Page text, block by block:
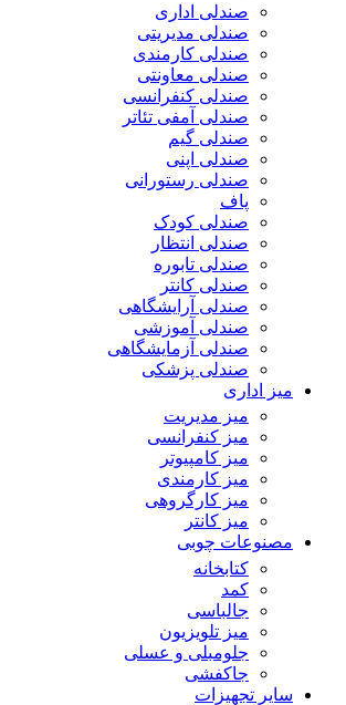
صندلی اداری
صندلی مدیریتی
صندلی کارمندی
صندلی معاونتی
صندلی کنفرانسی
صندلی آمفی تئاتر
صندلی گیم
صندلی اپنی
صندلی رستورانی
پاف
صندلی کودک
صندلی انتظار
صندلی تابوره
صندلی کانتر
صندلی آرایشگاهی
صندلی آموزشی
صندلی آزمایشگاهی
صندلی پزشکی
میز اداری
میز مدیریت
میز کنفرانسی
میز کامپیوتر
میز کارمندی
میز کارگروهی
میز کانتر
مصنوعات چوبی
کتابخانه
کمد
جالباسی
میز تلویزیون
جلومبلی و عسلی
جاکفشی
سایر تجهیزات